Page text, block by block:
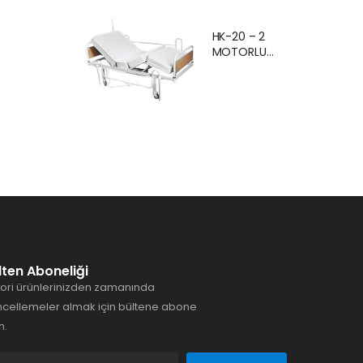
Karyolası
Hasta Yatağı
HK-20 – 2
MOTORLU
Aboneliği
ürünlerinizden zamanında
almak için bültene abone